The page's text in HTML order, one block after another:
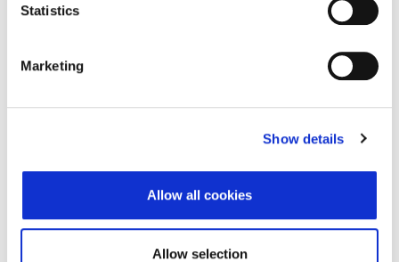
Statistics
Marketing
Show details
Allow all cookies
Allow selection
Grad
Zapisi o povezanosti